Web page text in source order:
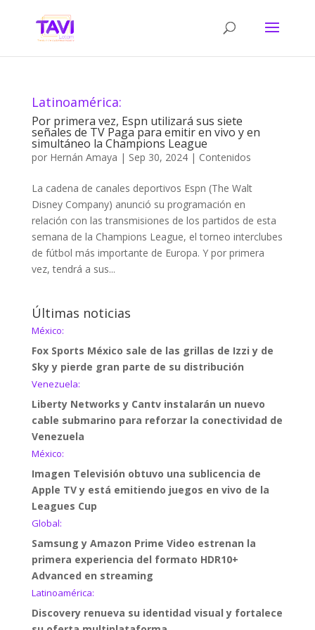
Latinoamérica:
Por primera vez, Espn utilizará sus siete
señales de TV Paga para emitir en vivo y en
simultáneo la Champions League
por Hernán Amaya | Sep 30, 2024| Contenidos
La cadena de canales deportivos Espn (The Walt
Disney Company) anunció su programación en
relación con las transmisiones de los partidos de esta
semana de la Champions League, el torneo interclubes
de fútbol más importante de Europa. Y por primera
vez, tendrá a sus...
Últimas noticias
México:
Fox Sports México sale de las grillas de Izzi y de
Sky y pierde gran parte de su distribución
Venezuela:
Liberty Networks y Cantv instalarán un nuevo
cable submarino para reforzar la conectividad de
Venezuela
México:
Imagen Televisión obtuvo una sublicencia de
Apple TV y está emitiendo juegos en vivo de la
Leagues Cup
Global:
Samsung y Amazon Prime Video estrenan la
primera experiencia del formato HDR10+
Advanced en streaming
Latinoamérica:
Discovery renueva su identidad visual y fortalece